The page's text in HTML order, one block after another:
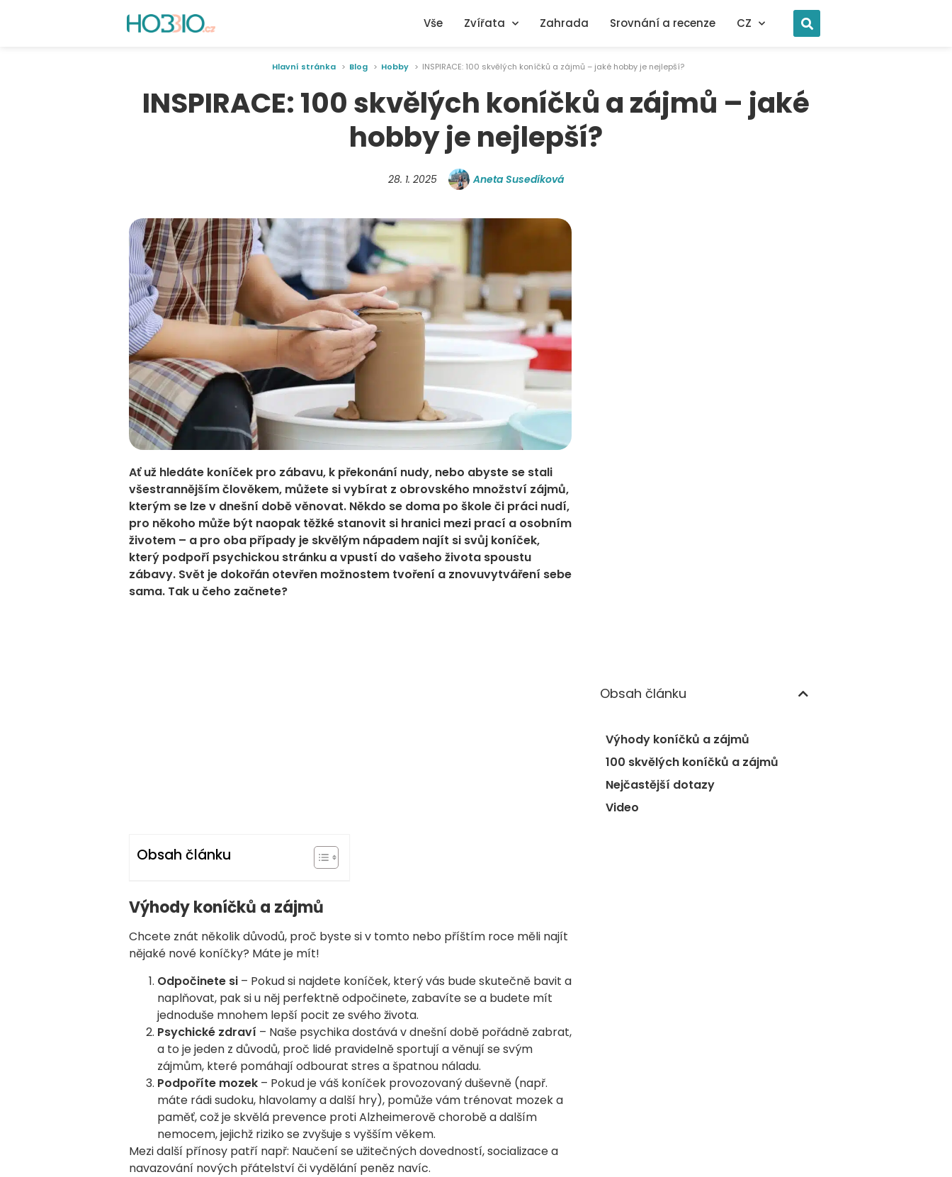
Vše Zvířata Zahrada Srovnání a recenze CZ
Hlavní stránka Blog Hobby INSPIRACE: 100 skvělých koníčků a zájmů – jaké hobby je nejlepší?
INSPIRACE: 100 skvělých koníčků a zájmů – jaké
hobby je nejlepší?
28. 1. 2025 Aneta Susedíková
Ať už hledáte koníček pro zábavu, k překonání nudy, nebo abyste se stali
všestrannějším člověkem, můžete si vybírat z obrovského množství zájmů,
kterým se lze v dnešní době věnovat. Někdo se doma po škole či práci nudí,
pro někoho může být naopak těžké stanovit si hranici mezi prací a osobním
životem – a pro oba případy je skvělým nápadem najít si svůj koníček,
který podpoří psychickou stránku a vpustí do vašeho života spoustu
zábavy. Svět je dokořán otevřen možnostem tvoření a znovuvytváření sebe
sama. Tak u čeho začnete?
Obsah článku
Výhody koníčků a zájmů
Chcete znát několik důvodů, proč byste si v tomto nebo příštím roce měli najít
nějaké nové koníčky? Máte je mít!
Odpočinete si – Pokud si najdete koníček, který vás bude skutečně bavit a
naplňovat, pak si u něj perfektně odpočinete, zabavíte se a budete mít
jednoduše mnohem lepší pocit ze svého života.
Psychické zdraví – Naše psychika dostává v dnešní době pořádně zabrat,
a to je jeden z důvodů, proč lidé pravidelně sportují a věnují se svým
zájmům, které pomáhají odbourat stres a špatnou náladu.
Podpoříte mozek – Pokud je váš koníček provozovaný duševně (např.
máte rádi sudoku, hlavolamy a další hry), pomůže vám trénovat mozek a
paměť, což je skvělá prevence proti Alzheimerově chorobě a dalším
nemocem, jejichž riziko se zvyšuje s vyšším věkem.
Mezi další přínosy patří např: Naučení se užitečných dovedností, socializace a
navazování nových přátelství či vydělání peněz navíc.
Obsah článku
Výhody koníčků a zájmů
100 skvělých koníčků a zájmů
Nejčastější dotazy
Video